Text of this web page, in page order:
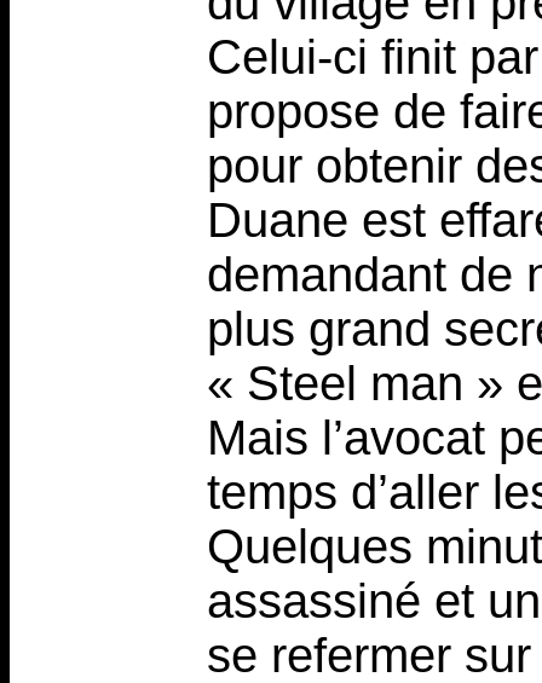
Celui-ci finit
propose de
pour obtenir
Duane est
demandant de
plus grand
« Steel man »
Mais l’avocat
temps d’aller
Quelques
assassiné et
se refermer